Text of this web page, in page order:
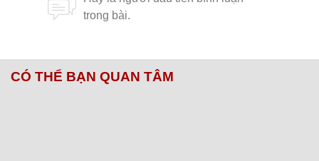
CÓ THỂ BẠN QUAN TÂM